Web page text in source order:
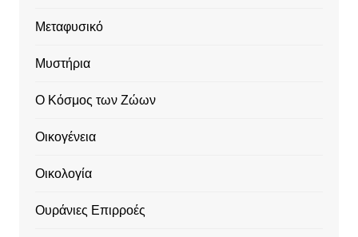
Μεταφυσικό
Μυστήρια
Ο Κόσμος των Ζώων
Οικογένεια
Οικολογία
Ουράνιες Επιρροές